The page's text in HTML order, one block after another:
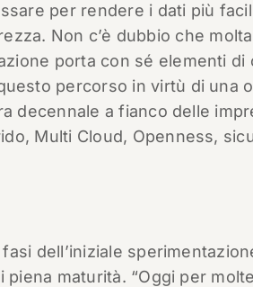
per rendere i dati più
Non c’è dubbio che
porta con sé elementi di
percorso in virtù di una
decennale a fianco delle
Multi Cloud, Openness,
dell’iniziale
maturità. “Oggi per